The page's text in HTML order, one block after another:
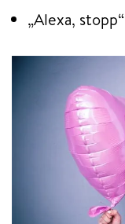
„Alexa, stopp“